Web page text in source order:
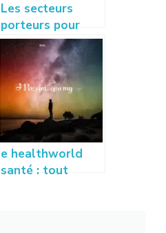
Les secteurs
porteurs pour
créer sa startup :
idées et conseils
à succès
e healthworld
santé : tout